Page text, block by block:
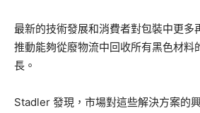
最新的技術發展和消費者對包裝中更多
推動能夠從廢物流中回收所有黑色材料
長。
Stadler 發現，市場對這些解決方案的